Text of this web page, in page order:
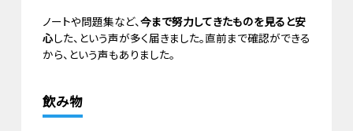
ノートや問題集など、今まで努力してきたものを見ると安
心した、という声が多く届きました。直前まで確認ができる
から、という声もありました。
飲み物